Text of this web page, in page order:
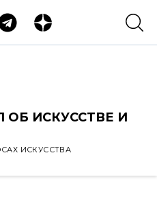
ОБ ИСКУССТВЕ И
ИСКУССТВА